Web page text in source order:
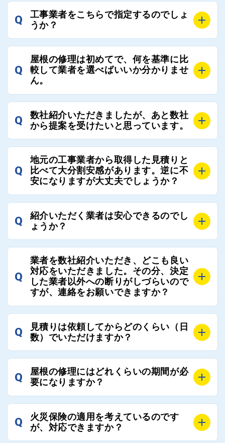
Q
工事業者をこちらで指定するのでしょ
うか？
お客様のご要望をお聞きし、条件に合った工事業者を
最大3社まで選定し、ご紹介いたします。
そのため、お客様に比較する業者を選定いただく必要
Q
屋根の修理は初めてで、何を基準に比
較して業者を選べばいいか分かりませ
ん。
選定基準はお客様によって異なりますが、価格はもち
ろんのこと、実績面や保証面、担当者の人柄や社歴、
近さやアフターフォローの充実度などを各社で比較
し、総合的に判断ください。
また、選定に迷った際などは屋根コネクト事務局へご
連絡いただければ、お客様の屋根修理を全面的にフォ
ローさせていただきます。お気軽にご相談ください。
Q
数社紹介いただきましたが、あと数社
から提案を受けたいと思っています。
全国300社以上の登録業者がございますので、プラス
でご紹介の要望をいただければ、即時屋根コネクトに
て対応させていただきます。お気軽にお申し付けくだ
Q
地元の工事業者から取得した見積りと
比べて大分割安感があります。逆に不
安になりますが大丈夫でしょうか？
残念ながら、リフォーム業界は費用の内訳に不透明な
部分が多く、一見同じ工事でも１００万円以上の差が
出る場合もあります。
屋根コネクトではそのような不安を抱えてしまう屋根
の修理において、適正で公正な工事業者選びのお手伝
いをさせていただくサイトでございます。
まだまだそのような業界だからこそ比較が重要になり
ますので、是非屋根コネクトを活用ください。
Q
紹介いただく業者は安心できるのでし
ょうか？
屋根コネクトでは、お客様の安心を支える「優良工事
業者チェック制度」を設けております。
屋根コネクトにて定期的にお客様アンケートを実施
し、そこで評価の低かった業者は事実確認の上で、屋
根コネクトの判断により即時登録を解除できる契約と
優良業者のみをご紹介できる体制により、お客様の安
心と信頼を維持しております。
Q
業者を数社紹介いただき、どこも良い
対応をいただきました。その分、決定
した業者以外への断りがしづらいので
すが、連絡をお願いできますか？
屋根コネクトにお任せください。屋根コネクトでは、
工事業者へのお断りも無料で代行しております。
ご質問いただいたような、お客様が心苦しい思いをさ
れる必要はございませんので、いつでもお気軽にご相
談ください。
Q
見積りは依頼してからどのくらい（日
数）でいただけますか？
工事業者にもよりますが、おおよそ現地調査後3日～1
週間前後にはお届けできます。
ご連絡いただき、屋根コネクトから直ちに紹介の工事
業者へ状況確認の連絡をし、即時対応するよう指示を
いたしますので、お気軽にお申し付けください。
Q
屋根の修理にはどれくらいの期間が必
要になりますか？
工事業者の状況や屋根の状態、工事の内容、天候によ
って工事期間は変わりますが、目安としては、おおよ
そ3日～6日となります。
Q
火災保険の適用を考えているのです
が、対応できますか？